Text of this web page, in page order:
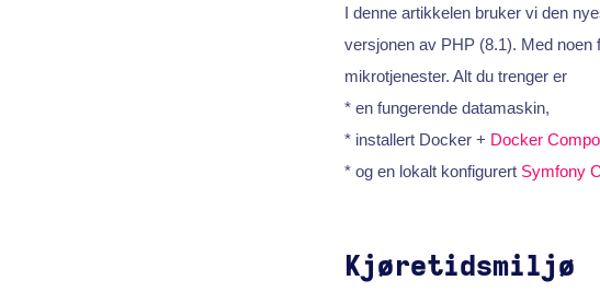
I denne artikkelen bruker vi den
versjonen av PHP (8.1). Med noen
mikrotjenester. Alt du trenger er
* en fungerende datamaskin,
* installert Docker + Docker
* og en lokalt konfigurert Symfony
Kjøretidsmiljø